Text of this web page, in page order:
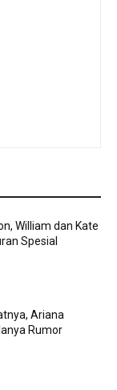
William dan Kate
Spesial
Ariana
Rumor